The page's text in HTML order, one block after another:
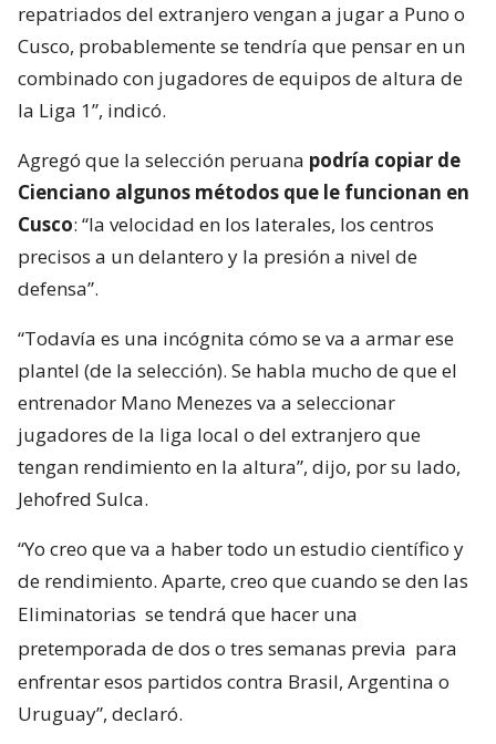
repatriados del extranjero vengan a jugar a Puno o
Cusco, probablemente se tendría que pensar en un
combinado con jugadores de equipos de altura de
la Liga 1”, indicó.
Agregó que la selección peruana podría copiar de
Cienciano algunos métodos que le funcionan en
Cusco: “la velocidad en los laterales, los centros
precisos a un delantero y la presión a nivel de
defensa”.
“Todavía es una incógnita cómo se va a armar ese
plantel (de la selección). Se habla mucho de que el
entrenador Mano Menezes va a seleccionar
jugadores de la liga local o del extranjero que
tengan rendimiento en la altura”, dijo, por su lado,
Jehofred Sulca.
“Yo creo que va a haber todo un estudio científico y
de rendimiento. Aparte, creo que cuando se den las
Eliminatorias se tendrá que hacer una
pretemporada de dos o tres semanas previa para
enfrentar esos partidos contra Brasil, Argentina o
Uruguay”, declaró.